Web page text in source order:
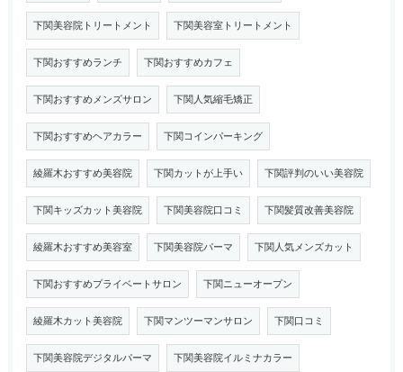
下関美容院トリートメント 下関美容室トリートメント
下関おすすめランチ 下関おすすめカフェ
下関おすすめメンズサロン 下関人気縮毛矯正
下関おすすめヘアカラー 下関コインパーキング
綾羅木おすすめ美容院 下関カットが上手い 下関評判のいい美容院
下関キッズカット美容院 下関美容院口コミ 下関髪質改善美容院
綾羅木おすすめ美容室 下関美容院パーマ 下関人気メンズカット
下関おすすめプライベートサロン 下関ニューオープン
綾羅木カット美容院 下関マンツーマンサロン 下関口コミ
下関美容院デジタルパーマ 下関美容院イルミナカラー